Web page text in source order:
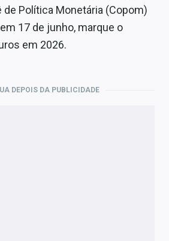
de Política Monetária (Copom)
17 de junho, marque o
em 2026.
DEPOIS DA PUBLICIDADE